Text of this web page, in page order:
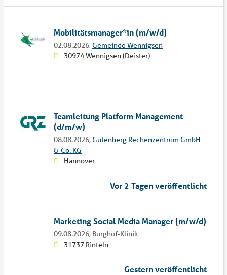
Mobilitätsmanager*in (m/w/d)
02.08.2026,Gemeinde Wennigsen
30974 Wennigsen (Deister)
Teamleitung Platform Management
(d/m/w)
08.08.2026,Gutenberg Rechenzentrum GmbH
& Co. KG
Hannover
Vor 2 Tagen veröffentlicht
Marketing Social Media Manager (m/w/d)
09.08.2026, Burghof-Klinik
31737 Rinteln
Gestern veröffentlicht